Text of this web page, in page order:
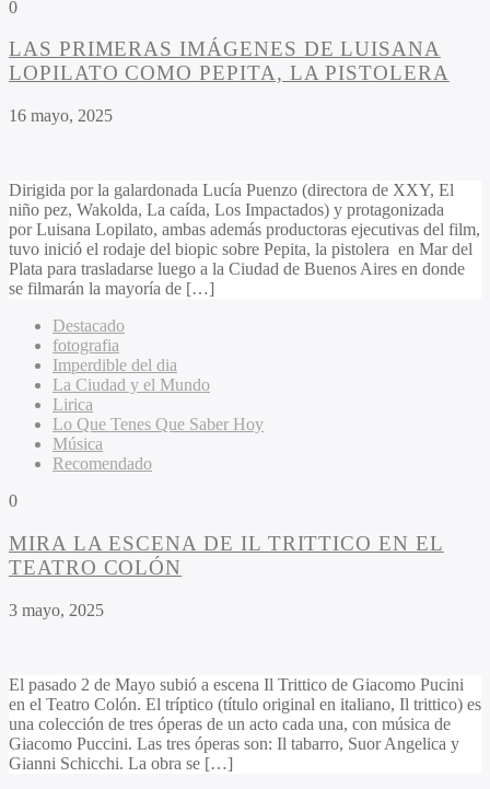
0
LAS PRIMERAS IMÁGENES DE LUISANA
LOPILATO COMO PEPITA, LA PISTOLERA
16 mayo, 2025
Dirigida por la galardonada Lucía Puenzo (directora de XXY, El
niño pez, Wakolda, La caída, Los Impactados) y protagonizada
por Luisana Lopilato, ambas además productoras ejecutivas del film,
tuvo inició el rodaje del biopic sobre Pepita, la pistolera en Mar del
Plata para trasladarse luego a la Ciudad de Buenos Aires en donde
se filmarán la mayoría de […]
Destacado
fotografia
Imperdible del dia
La Ciudad y el Mundo
Lirica
Lo Que Tenes Que Saber Hoy
Música
Recomendado
0
MIRA LA ESCENA DE IL TRITTICO EN EL
TEATRO COLÓN
3 mayo, 2025
El pasado 2 de Mayo subió a escena Il Trittico de Giacomo Pucini
en el Teatro Colón. El tríptico (título original en italiano, Il trittico) es
una colección de tres óperas de un acto cada una, con música de
Giacomo Puccini. Las tres óperas son: Il tabarro, Suor Angelica y
Gianni Schicchi. La obra se […]